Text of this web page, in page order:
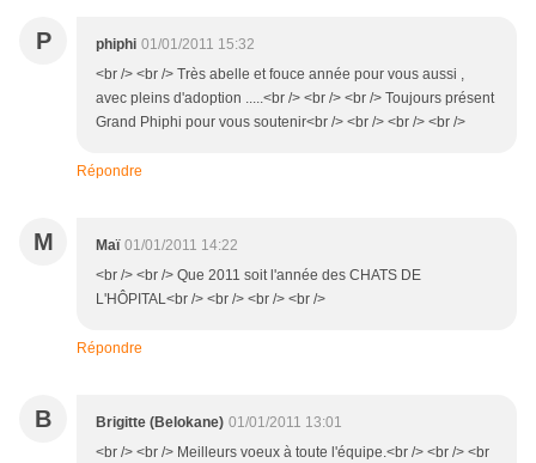
P phiphi 01/01/2011 15:32
<br /> <br /> Très abelle et fouce année pour vous aussi ,
avec pleins d'adoption .....<br /> <br /> <br /> Toujours présent
Grand Phiphi pour vous soutenir<br /> <br /> <br /> <br />
Répondre
M Maï 01/01/2011 14:22
<br /> <br /> Que 2011 soit l'année des CHATS DE
L'HÔPITAL<br /> <br /> <br /> <br />
Répondre
B Brigitte (Belokane) 01/01/2011 13:01
<br /> <br /> Meilleurs voeux à toute l'équipe.<br /> <br /> <br